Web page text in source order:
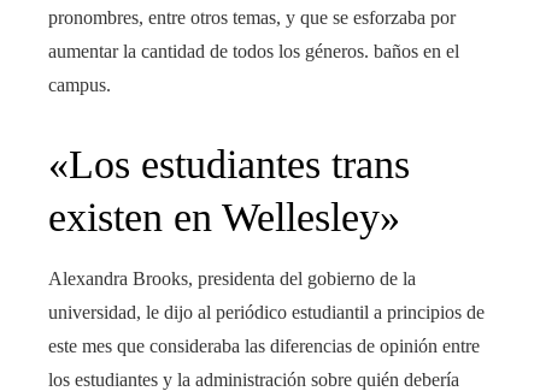
pronombres, entre otros temas, y que se esforzaba por
aumentar la cantidad de todos los géneros. baños en el
campus.
«Los estudiantes trans
existen en Wellesley»
Alexandra Brooks, presidenta del gobierno de la
universidad, le dijo al periódico estudiantil a principios de
este mes que consideraba las diferencias de opinión entre
los estudiantes y la administración sobre quién debería